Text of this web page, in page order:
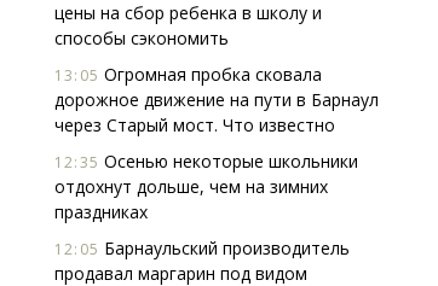
цены на сбор ребенка в школу и
способы сэкономить
13:05 Огромная пробка сковала
дорожное движение на пути в Барнаул
через Старый мост. Что известно
12:35 Осенью некоторые школьники
отдохнут дольше, чем на зимних
праздниках
12:05 Барнаульский производитель
продавал маргарин под видом